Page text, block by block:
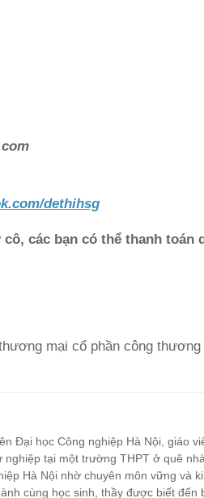
dethihsg
các bạn có thể thanh toán
mại cổ phần công
Đại học Công nghiệp Hà Nội, giáo
tại một trường THPT ở quê
Hà Nội nhờ chuyên môn vững và
cùng học sinh, thầy được biết đến